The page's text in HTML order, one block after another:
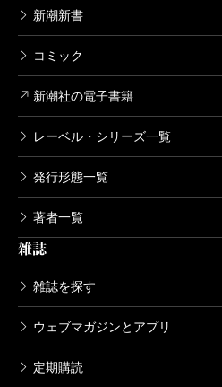
新潮新書
コミック
新潮社の電子書籍
レーベル・シリーズ一覧
発行形態一覧
著者一覧
雑誌
雑誌を探す
ウェブマガジンとアプリ
定期購読